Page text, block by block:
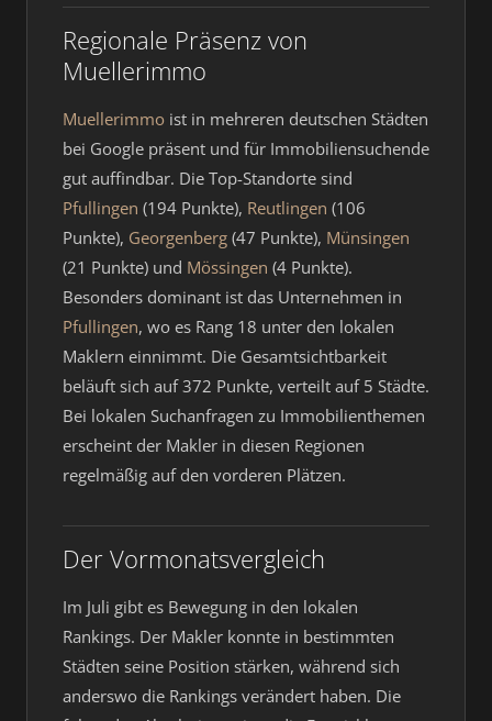
Regionale Präsenz von
Muellerimmo
Muellerimmo ist in mehreren deutschen Städten
bei Google präsent und für Immobiliensuchende
gut auffindbar. Die Top-Standorte sind
Pfullingen (194 Punkte), Reutlingen (106
Punkte), Georgenberg (47 Punkte), Münsingen
(21 Punkte) und Mössingen (4 Punkte).
Besonders dominant ist das Unternehmen in
Pfullingen, wo es Rang 18 unter den lokalen
Maklern einnimmt. Die Gesamtsichtbarkeit
beläuft sich auf 372 Punkte, verteilt auf 5 Städte.
Bei lokalen Suchanfragen zu Immobilienthemen
erscheint der Makler in diesen Regionen
regelmäßig auf den vorderen Plätzen.
Der Vormonatsvergleich
Im Juli gibt es Bewegung in den lokalen
Rankings. Der Makler konnte in bestimmten
Städten seine Position stärken, während sich
anderswo die Rankings verändert haben. Die